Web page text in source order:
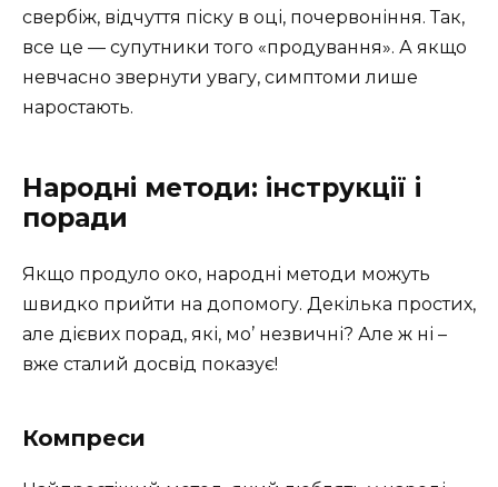
свербіж, відчуття піску в оці, почервоніння. Так,
все це — супутники того «продування». А якщо
невчасно звернути увагу, симптоми лише
наростають.
Народні методи: інструкції і
поради
Якщо продуло око, народні методи можуть
швидко прийти на допомогу. Декілька простих,
але дієвих порад, які, мо’ незвичні? Але ж ні –
вже сталий досвід показує!
Компреси